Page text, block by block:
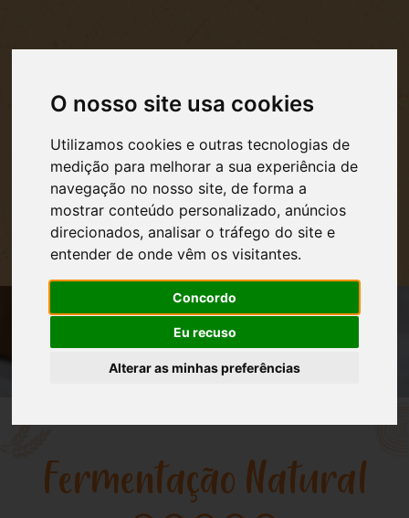
O nosso site usa cookies
Utilizamos cookies e outras tecnologias de
medição para melhorar a sua experiência de
navegação no nosso site, de forma a
mostrar conteúdo personalizado, anúncios
direcionados, analisar o tráfego do site e
entender de onde vêm os visitantes.
Concordo
Eu recuso
Alterar as minhas preferências
MENU DE NAVEGAÇÃO
Fermentação Natural